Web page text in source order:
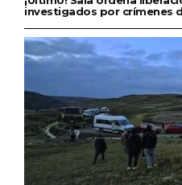
investigados por crímenes